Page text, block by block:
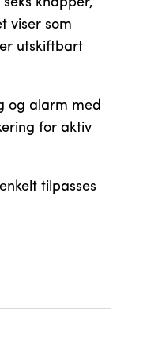
viser som
utskiftbart
og alarm med
for aktiv
tilpasses